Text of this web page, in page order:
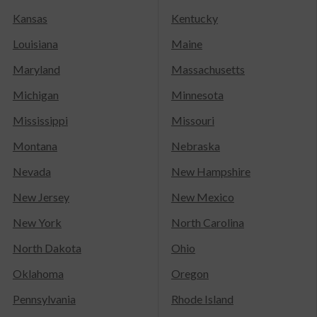
Kansas
Kentucky
Louisiana
Maine
Maryland
Massachusetts
Michigan
Minnesota
Mississippi
Missouri
Montana
Nebraska
Nevada
New Hampshire
New Jersey
New Mexico
New York
North Carolina
North Dakota
Ohio
Oklahoma
Oregon
Pennsylvania
Rhode Island